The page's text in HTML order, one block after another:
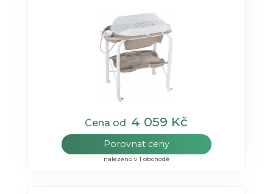
Cena od 4 059 Kč
Porovnat ceny
nalezeno v 1 obchodě